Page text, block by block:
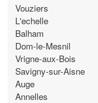
Vouziers
L'echelle
Balham
Dom-le-Mesnil
Vrigne-aux-Bois
Savigny-sur-Aisne
Auge
Annelles